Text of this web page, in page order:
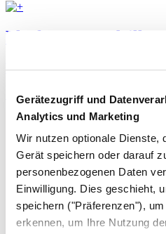
Gerätezugriff und
Analytics und Marketing
Wir nutzen optionale Dienste,
Gerät speichern oder darauf
personenbezogenen Daten
Einwilligung. Dies geschieht,
speichern ("Präferenzen"),
erkennen, um Ihre Nutzung
Flatform-Espadrilles
Wildleder
175,- €